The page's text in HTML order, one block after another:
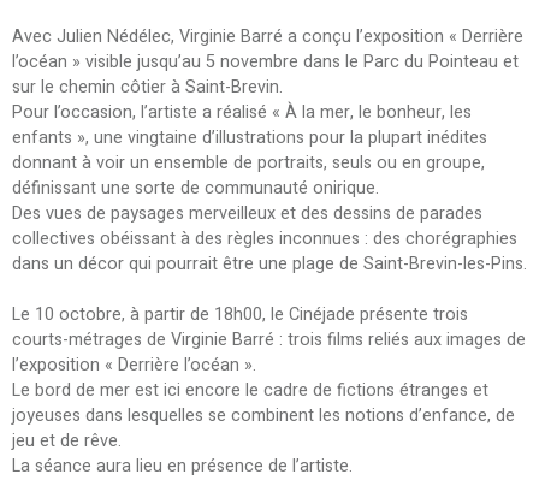
Avec Julien Nédélec, Virginie Barré a conçu l’exposition « Derrière
l’océan » visible jusqu’au 5 novembre dans le Parc du Pointeau et
sur le chemin côtier à Saint-Brevin.
Pour l’occasion, l’artiste a réalisé « À la mer, le bonheur, les
enfants », une vingtaine d’illustrations pour la plupart inédites
donnant à voir un ensemble de portraits, seuls ou en groupe,
définissant une sorte de communauté onirique.
Des vues de paysages merveilleux et des dessins de parades
collectives obéissant à des règles inconnues : des chorégraphies
dans un décor qui pourrait être une plage de Saint-Brevin-les-Pins.
Le 10 octobre, à partir de 18h00, le Cinéjade présente trois
courts-métrages de Virginie Barré : trois films reliés aux images de
l’exposition « Derrière l’océan ».
Le bord de mer est ici encore le cadre de fictions étranges et
joyeuses dans lesquelles se combinent les notions d’enfance, de
jeu et de rêve.
La séance aura lieu en présence de l’artiste.